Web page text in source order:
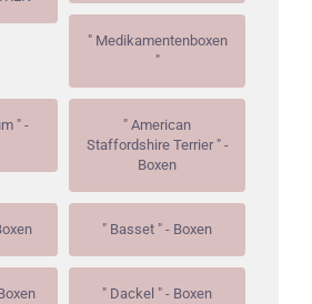
" Medikamentenboxen
"
" -
" American
Staffordshire Terrier " -
Boxen
" Basset " - Boxen
" Dackel " - Boxen